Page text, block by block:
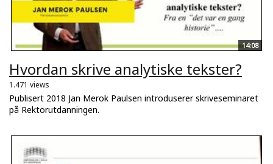
14:08
Hvordan skrive analytiske tekster?
1.471 views
Publisert 2018 Jan Merok Paulsen introduserer skriveseminaret
på Rektorutdanningen.